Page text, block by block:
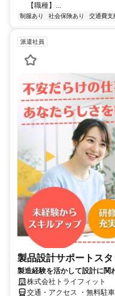
【職種】...
制服あり 社会保険あり 交通費支
派遣社員
製品設計サポートス
製造経験を活かして設計に関
株式会社トライフィット
交通・アクセス ・無料駐